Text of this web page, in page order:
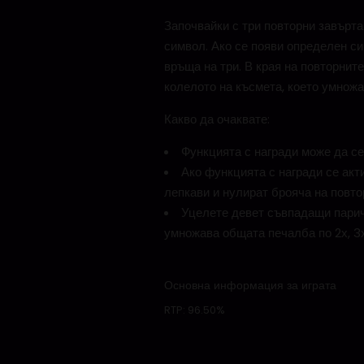
Започвайки с три повторни
символ. Ако се появи определен
връща на три. В края на
колелото на късмета, което
Какво да очаквате:
Функцията с награди може да
Ако функцията с награди се
лепкави и нулират брояча на
Уцелете девет съвпадащи
умножава общата печалба по 2х,
Основна информация за играта
RTP: 96.50%